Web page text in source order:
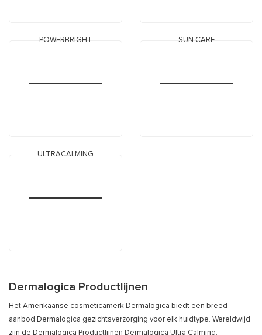
POWERBRIGHT SUN CARE
ULTRACALMING
Dermalogica Productlijnen
Het Amerikaanse cosmeticamerk Dermalogica biedt een breed
aanbod Dermalogica gezichtsverzorging voor elk huidtype. Wereldwijd
zijn de Dermalogica Productlijnen Dermalogica Ultra Calming,